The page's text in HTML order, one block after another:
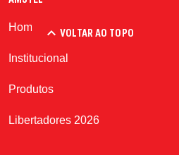
VOLTAR AO TOPO
Home
Institucional
Produtos
Libertadores 2026